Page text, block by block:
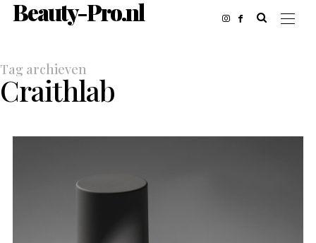
Beauty-Pro.nl
Tag archieven
Craithlab